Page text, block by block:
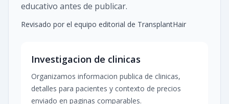
educativo antes de publicar.
Revisado por el equipo editorial de TransplantHair
Investigacion de clinicas
Organizamos informacion publica de clinicas,
detalles para pacientes y contexto de precios
enviado en paginas comparables.